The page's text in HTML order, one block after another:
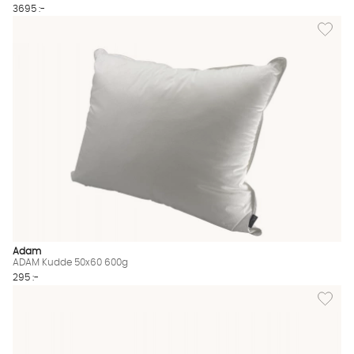
3695 :-
Lägg
Adam
ADAM Kudde 50x60 600g
295 :-
Lägg